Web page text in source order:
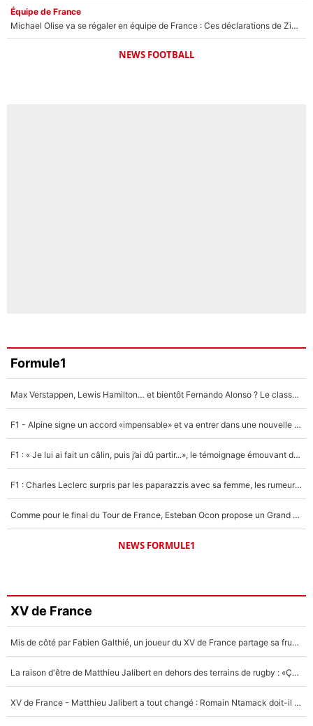
Équipe de France
Michael Olise va se régaler en équipe de France : Ces déclarations de Zinedine Zidane qui prouvent qu'il va tout miser sur la star du Bayern Munich !
NEWS FOOTBALL
Formule1
Max Verstappen, Lewis Hamilton… et bientôt Fernando Alonso ? Le classement des pilotes les mieux payés en Formule 1 risque de changer !
F1 - Alpine signe un accord «impensable» et va entrer dans une nouvelle dimension : Grande nouvelle pour Pierre Gasly !
F1 : « Je lui ai fait un câlin, puis j’ai dû partir...», le témoignage émouvant de Max Verstappen sur sa fille
F1 : Charles Leclerc surpris par les paparazzis avec sa femme, les rumeurs étaient vraies !
Comme pour le final du Tour de France, Esteban Ocon propose un Grand Prix de Formule 1 à Paris : «Autour de l’Arc de Triomphe, ce serait génial» !
NEWS FORMULE1
XV de France
Mis de côté par Fabien Galthié, un joueur du XV de France partage sa frustration : «ils ne me l’ont pas dit tout de suite»
La raison d'être de Matthieu Jalibert en dehors des terrains de rugby : «Ça m'atteint autant que si tu touches à un membre de ma famille»
XV de France - Matthieu Jalibert a tout changé : Romain Ntamack doit-il s’inquiéter pour sa place à un an de la Coupe du monde ?